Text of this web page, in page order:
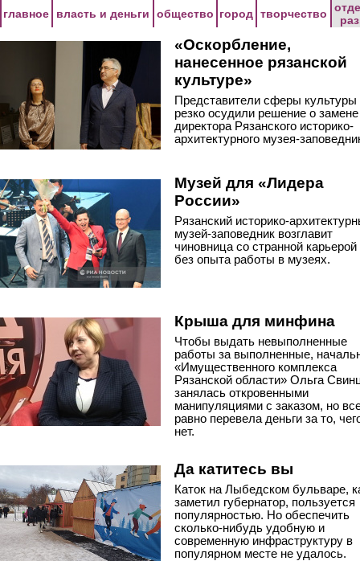
главное власть и деньги общество город творчество
«Оскорбление,
нанесенное рязанской
культуре»
Представители сферы культуры
резко осудили решение о замене
директора Рязанского историко-
архитектурного музея-
Музей для «Лидера
России»
Рязанский историко-
музей-заповедник возглавит
чиновница со странной карьерой
без опыта работы в музеях.
Крыша для минфина
Чтобы выдать невыполненные
работы за выполненные,
«Имущественного комплекса
Рязанской области» Ольга
занялась откровенными
манипуляциями с заказом, но
равно перевела деньги за то,
нет.
Да катитесь вы
Каток на Лыбедском бульваре,
заметил губернатор, пользуется
популярностью. Но обеспечить
сколько-нибудь удобную и
современную инфраструктуру в
популярном месте не удалось.